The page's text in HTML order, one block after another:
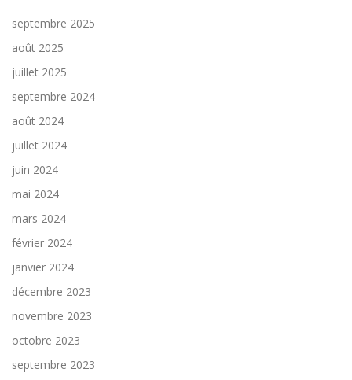
septembre 2025
août 2025
juillet 2025
septembre 2024
août 2024
juillet 2024
juin 2024
mai 2024
mars 2024
février 2024
janvier 2024
décembre 2023
novembre 2023
octobre 2023
septembre 2023